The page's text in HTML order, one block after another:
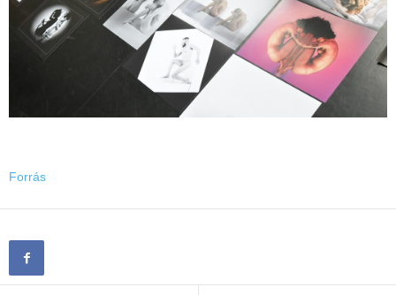
Forrás